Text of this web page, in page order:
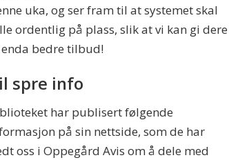
uka, og ser fram til at systemet skal
ordentlig på plass, slik at vi kan gi dere
bedre tilbud!
spre info
har publisert følgende
på sin nettside, som de har
oss i Oppegård Avis om å dele med